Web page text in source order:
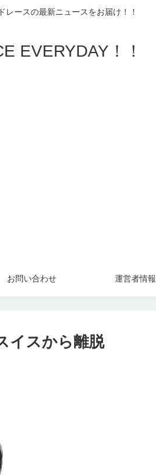
レースの最新ニュースをお届け！！
EVERYDAY！！
お問い合わせ 運営者情報
イスから離脱